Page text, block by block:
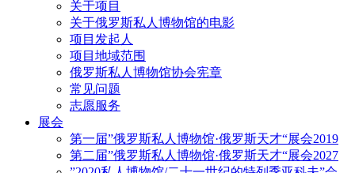
关于项目
关于俄罗斯私人博物馆的电影
项目发起人
项目地域范围
俄罗斯私人博物馆协会宪章
常见问题
志愿服务
展会
第一届”俄罗斯私人博物馆·俄罗斯天才“展会2019
第二届”俄罗斯私人博物馆·俄罗斯天才“展会2027